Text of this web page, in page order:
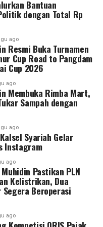
ini menjadi ajang
bibit-bibit pesepak bola
H. Muhidin
masa mudanya
Banjarmasin. Stadion 17
kenangan sebagai
saya pada masa-
Dulu setiap sore kami
yang tidak terlupakan,”
agar seluruh pemain
perangkat
kompetisi secara
H. Muhidin
pihak dalam
dengan sembako.
tersebut harus
kebersihan, dimulai
sembako harus menjadi
dari lingkungan
juga mendorong
tanaman
manfaat ekonomi
masyarakat melalui
Bantuan
dengan Total Rp
ago
Resmi Buka Turnamen
Cup Road to Pangdam
Cup 2026
ago
Membuka Rimba Mart,
Sampah dengan
ago
Syariah Gelar
Instagram
ago
Pastikan PLN
Kelistrikan, Dua
Beroperasi
ago